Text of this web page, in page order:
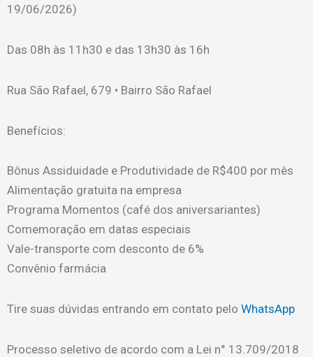
19/06/2026)
Das 08h às 11h30 e das 13h30 às 16h
Rua São Rafael, 679 • Bairro São Rafael
Benefícios:
Bônus Assiduidade e Produtividade de R$400 por mês
Alimentação gratuita na empresa
Programa Momentos (café dos aniversariantes)
Comemoração em datas especiais
Vale-transporte com desconto de 6%
Convênio farmácia
Tire suas dúvidas entrando em contato pelo WhatsApp
Processo seletivo de acordo com a Lei n° 13.709/2018